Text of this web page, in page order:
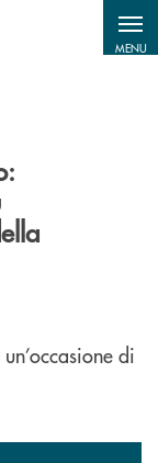
MENU
di